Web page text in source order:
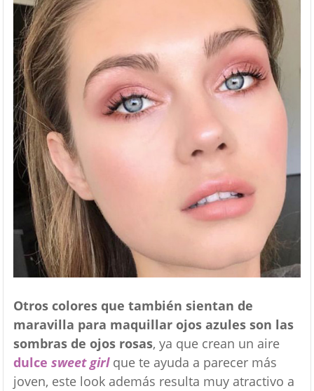
Otros colores que también sientan de
maravilla para maquillar ojos azules son las
sombras de ojos rosas, ya que crean un aire
dulce sweet girlque te ayuda a parecer más
joven, este look además resulta muy atractivo a